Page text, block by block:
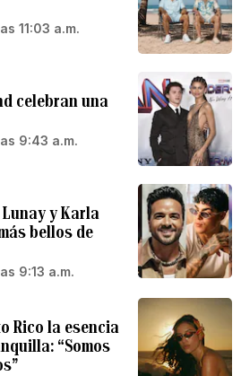
11:03 a.m.
celebran una
9:43 a.m.
y Karla
bellos de
9:13 a.m.
Rico la esencia
“Somos